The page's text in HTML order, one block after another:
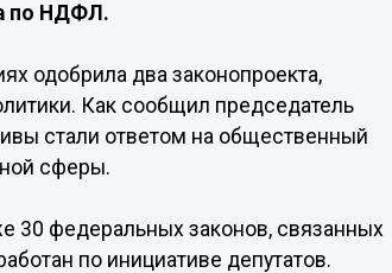
по НДФЛ.
одобрила два законопроекта,
Как сообщил председатель
стали ответом на общественный
сферы.
30 федеральных законов, связанных
по инициативе депутатов.